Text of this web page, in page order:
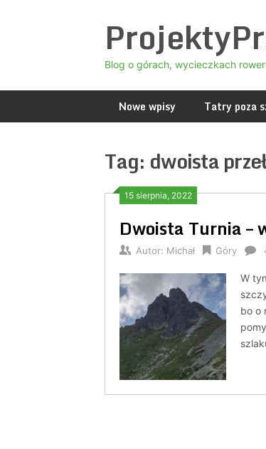
Blog o górach, wycieczkach
Nowe wpisy Tatry poza
Tag: dwoista
15 sierpnia, 2022
Dwoista Turnia –
Autor: Michał Góry
W
bo o